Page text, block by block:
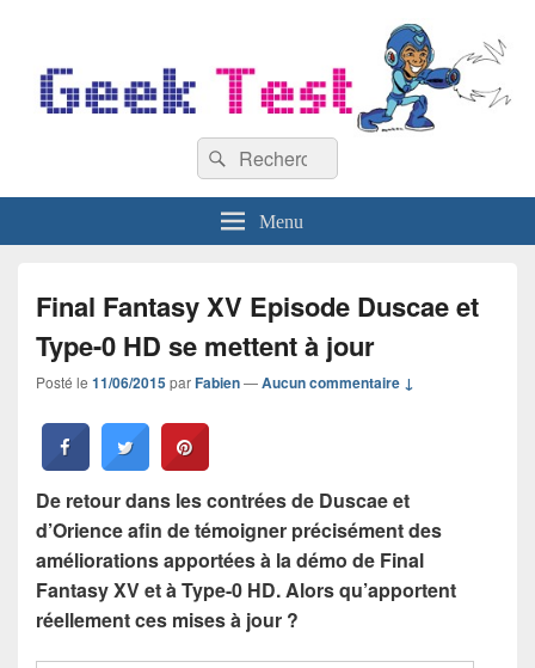
Recherche :
Rechercher
Menu
Final Fantasy XV Episode Duscae et
Type-0 HD se mettent à jour
Posté le 11/06/2015parFabien—Aucun commentaire ↓
De retour dans les contrées de Duscae et
d’Orience afin de témoigner précisément des
améliorations apportées à la démo de Final
Fantasy XV et à Type-0 HD. Alors qu’apportent
réellement ces mises à jour ?